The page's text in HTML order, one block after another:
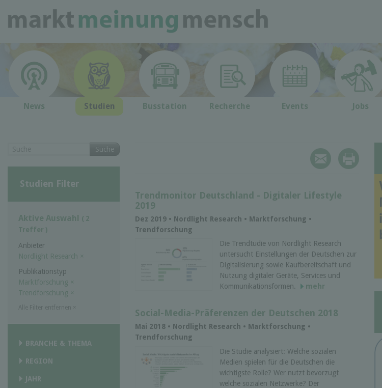
News Studien Busstation Recherche Events Jobs
Trendmonitor Deutschland - Digitaler Lifestyle
2019
Dez 2019 • Nordlight Research • Marktforschung •
Trendforschung
Die Trendtudie von Nordlight Research
untersucht Einstellungen der Deutschen zur
Digitalisierung sowie Kaufbereitschaft und
Nutzung digitaler Geräte, Services und
Kommunikationsformen.
mehr
Social-Media-Präferenzen der Deutschen 2018
Mai 2018 • Nordlight Research • Marktforschung •
Trendforschung
Die Studie analysiert: Welche sozialen
Medien spielen für die Deutschen die
wichtigste Rolle? Wer nutzt bevorzugt
welche sozialen Netzwerke? Der
Suche
Studien Filter
Aktive Auswahl ( 2
Treffer )
Anbieter
Nordlight Research ×
Publikationstyp
Marktforschung ×
Trendforschung ×
BRANCHE & THEMA
REGION
JAHR